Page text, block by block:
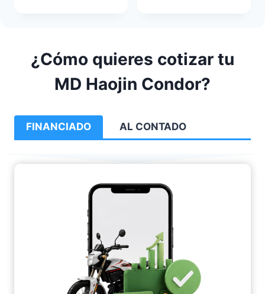
¿Cómo quieres cotizar tu
MD Haojin Condor?
FINANCIADO AL CONTADO